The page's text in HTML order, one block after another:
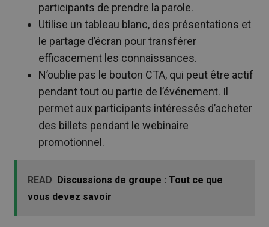
participants de prendre la parole.
Utilise un tableau blanc, des présentations et
le partage d’écran pour transférer
efficacement les connaissances.
N’oublie pas le bouton CTA, qui peut être actif
pendant tout ou partie de l’événement. Il
permet aux participants intéressés d’acheter
des billets pendant le webinaire
promotionnel.
READ Discussions de groupe : Tout ce que
vous devez savoir